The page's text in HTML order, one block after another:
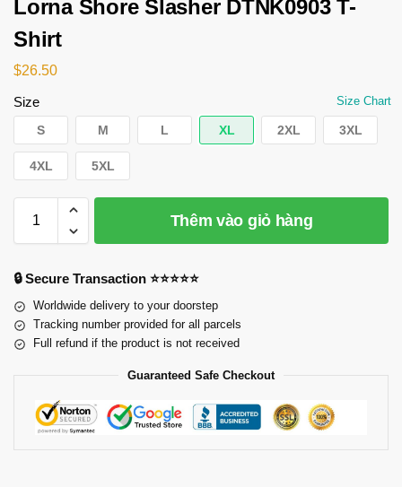
Lorna Shore Slasher DTNK0903 T-
Shirt
$26.50
Size Size Chart
S M L XL 2XL 3XL
4XL 5XL
Thêm vào giỏ hàng
🔒 Secure Transaction ⭐⭐⭐⭐⭐
Worldwide delivery to your doorstep
Tracking number provided for all parcels
Full refund if the product is not received
Guaranteed Safe Checkout